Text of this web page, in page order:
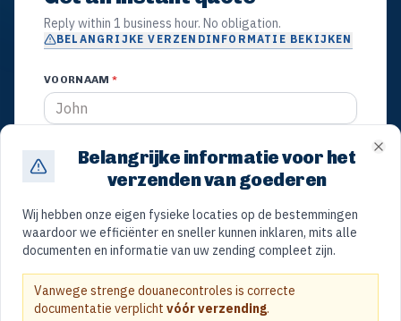
Reply within 1 business hour. No obligation.
BELANGRIJKE VERZENDINFORMATIE BEKIJKEN
VOORNAAM *
ACHTERNAAM
EMAIL *
PHONE*
Belangrijke informatie voor het
verzenden van goederen
Documentatie- en douanevereisten voor uw zending naar Curaçao.
Wij hebben onze eigen fysieke locaties op de bestemmingen
waardoor we efficiënter en sneller kunnen inklaren, mits alle
documenten en informatie van uw zending compleet zijn.
Vanwege strenge douanecontroles is correcte
documentatie verplicht vóór verzending.